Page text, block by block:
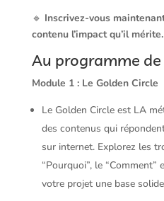
🔹 Inscrivez-vous
contenu l’impact qu’il mérite.
Au programme
Module 1 : Le Golden Circle
Le Golden Circle est LA
des contenus qui
sur internet. Explorez les
“Pourquoi”, le
votre projet une base